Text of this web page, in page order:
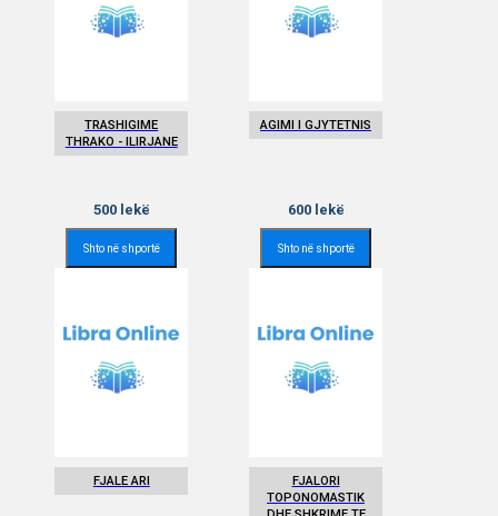
TRASHIGIME
THRAKO - ILIRJANE
500lekë
Shto në shportë
AGIMI I GJYTETNIS
600lekë
Shto në shportë
FJALE ARI
FJALORI
TOPONOMASTIK